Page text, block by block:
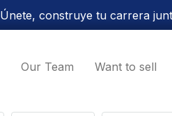
Únete, construye tu carrera
Our Team Want to sell